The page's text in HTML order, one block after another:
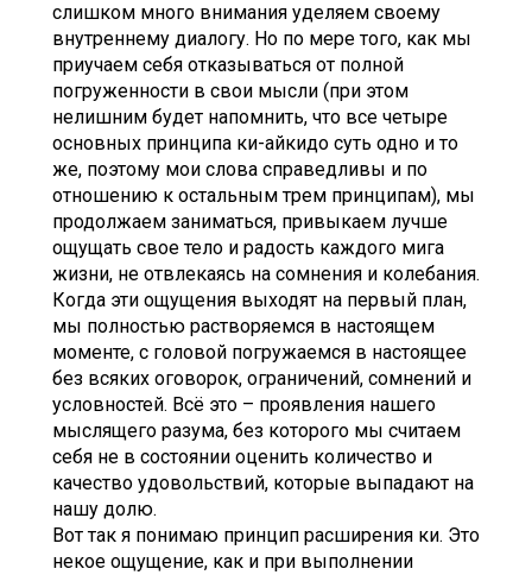
слишком много внимания уделяем своему
внутреннему диалогу. Но по мере того, как мы
приучаем себя отказываться от полной
погруженности в свои мысли (при этом
нелишним будет напомнить, что все четыре
основных принципа ки-айкидо суть одно и то
же, поэтому мои слова справедливы и по
отношению к остальным трем принципам), мы
продолжаем заниматься, привыкаем лучше
ощущать свое тело и радость каждого мига
жизни, не отвлекаясь на сомнения и колебания.
Когда эти ощущения выходят на первый план,
мы полностью растворяемся в настоящем
моменте, с головой погружаемся в настоящее
без всяких оговорок, ограничений, сомнений и
условностей. Всё это – проявления нашего
мыслящего разума, без которого мы считаем
себя не в состоянии оценить количество и
качество удовольствий, которые выпадают на
нашу долю.
Вот так я понимаю принцип расширения ки. Это
некое ощущение, как и при выполнении